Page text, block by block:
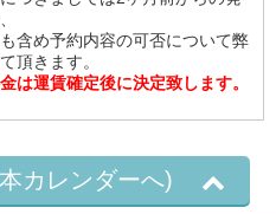
含め予約内容の可否について弊
頂きます。
は運賃確定後に決定致します。
カレンダーへ)